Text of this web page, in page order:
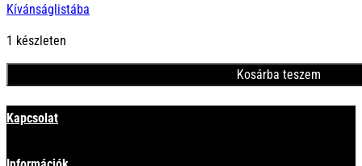
Kívánságlistába
1 készleten
Kosárba teszem
Kapcsolat